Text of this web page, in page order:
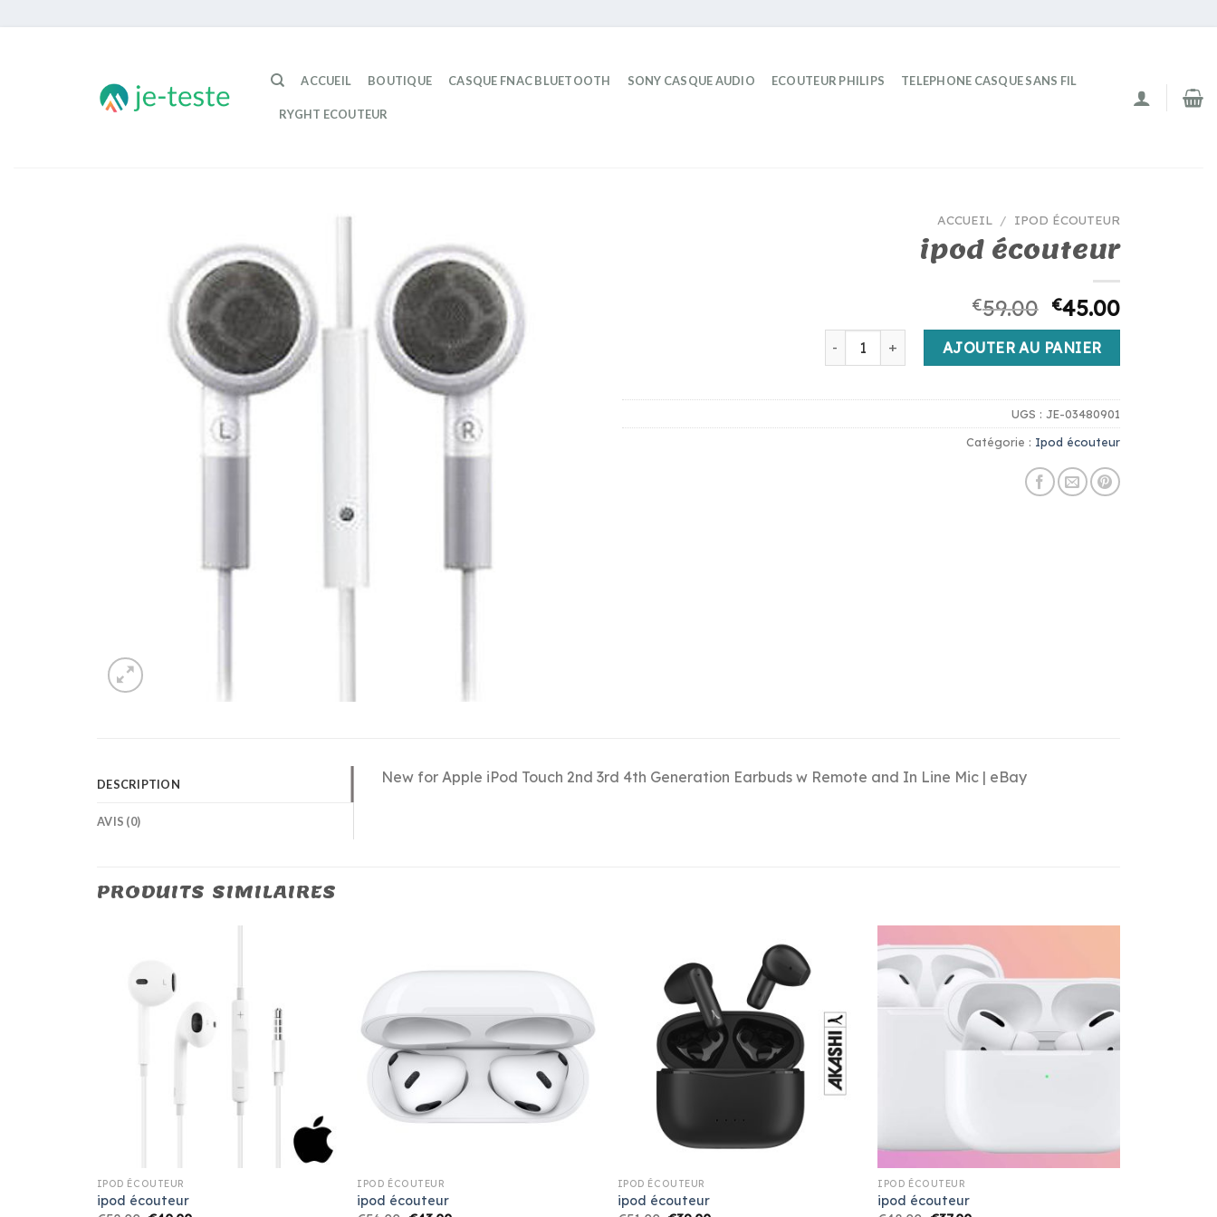
ACCUEIL BOUTIQUE CASQUE FNAC BLUETOOTH SONY CASQUE AUDIO ECOUTEUR PHILIPS TELEPHONE CASQUE SANS FIL
RYGHT ECOUTEUR
ACCUEIL / IPOD ÉCOUTEUR
ipod écouteur
€59.00 €45.00
quantité de ipod écouteurAJOUTER AU PANIER
UGS : JE-03480901
Catégorie : Ipod écouteur
DESCRIPTION
AVIS (0)
New for Apple iPod Touch 2nd 3rd 4th Generation Earbuds w Remote and In Line Mic | eBay
PRODUITS SIMILAIRES
IPOD ÉCOUTEUR
ipod écouteur
IPOD ÉCOUTEUR
ipod écouteur
IPOD ÉCOUTEUR
ipod écouteur
IPOD ÉCOUTEUR
ipod écouteur